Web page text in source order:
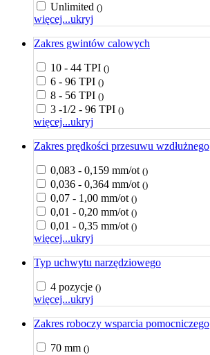
Unlimited ()
więcej...ukryj
Zakres gwintów calowych
10 - 44 TPI ()
6 - 96 TPI ()
8 - 56 TPI ()
3 -1/2 - 96 TPI ()
więcej...ukryj
Zakres prędkości przesuwu wzdłużnego
0,083 - 0,159 mm/ot ()
0,036 - 0,364 mm/ot ()
0,07 - 1,00 mm/ot ()
0,01 - 0,20 mm/ot ()
0,01 - 0,35 mm/ot ()
więcej...ukryj
Typ uchwytu narzędziowego
4 pozycje ()
więcej...ukryj
Zakres roboczy wsparcia pomocniczego
70 mm ()